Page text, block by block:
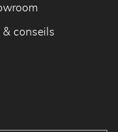
& conseils